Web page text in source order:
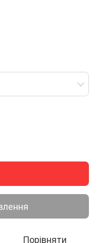
Порівняти